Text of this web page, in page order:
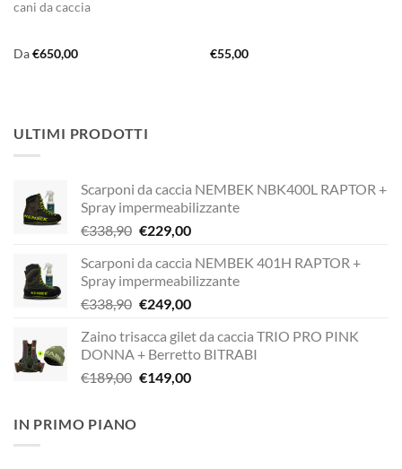
cani da caccia
Da€650,00 €55,00
ULTIMI PRODOTTI
Scarponi da caccia NEMBEK NBK400L RAPTOR +
Spray impermeabilizzante
€338,90 Il
originale
era:
€338,90.
€229,00Il
attuale
è:
€229,00.
Scarponi da caccia NEMBEK 401H RAPTOR +
Spray impermeabilizzante
€338,90 Il
originale
era:
€338,90.
€249,00Il
attuale
è:
€249,00.
Zaino trisacca gilet da caccia TRIO PRO PINK
DONNA + Berretto BITRABI
€189,00 Il
€149,00Il
IN PRIMO PIANO